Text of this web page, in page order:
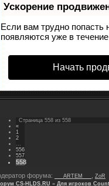
Ускорение
Если вам трудно попасть
появляются уже в
Начать
Страница 558 из 558
«
1
2
556
557
558
форума:
___ARTEM___
ZoR
CS-HLDS.RU » Для игроков